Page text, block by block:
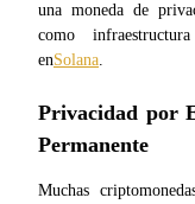
Bloqueos BTR
una moneda de
como
enSolana.
Privacidad por
Permanente
Muchas